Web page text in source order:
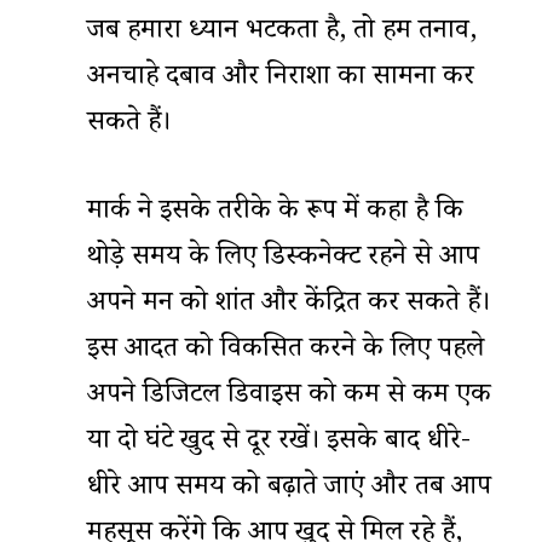
जब हमारा ध्यान भटकता है, तो हम तनाव,
अनचाहे दबाव और निराशा का सामना कर
सकते हैं।
मार्क ने इसके तरीके के रूप में कहा है कि
थोड़े समय के लिए डिस्कनेक्ट रहने से आप
अपने मन को शांत और केंद्रित कर सकते हैं।
इस आदत को विकसित करने के लिए पहले
अपने डिजिटल डिवाइस को कम से कम एक
या दो घंटे खुद से दूर रखें। इसके बाद धीरे-
धीरे आप समय को बढ़ाते जाएं और तब आप